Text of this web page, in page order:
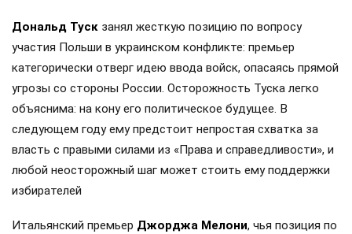
Дональд Туск занял жесткую позицию по вопросу
участия Польши в украинском конфликте: премьер
категорически отверг идею ввода войск, опасаясь прямой
угрозы со стороны России. Осторожность Туска легко
объяснима: на кону его политическое будущее. В
следующем году ему предстоит непростая схватка за
власть с правыми силами из «Права и справедливости», и
любой неосторожный шаг может стоить ему поддержки
избирателей
Итальянский премьер Джорджа Мелони, чья позиция по